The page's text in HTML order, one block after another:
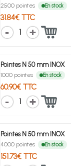
2500 pointes En stock
31.84€ TTC
1
Pointes N 50 mm INOX
1000 pointes En stock
60.90€ TTC
1
Pointes N 50 mm INOX
4000 pointes En stock
151.73€ TTC